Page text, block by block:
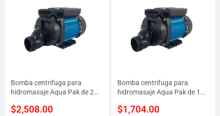
Bomba centrifuga para
hidromasaje Aqua Pak de 2
$2,508.00
Bomba centrifuga para
hidromasaje Aqua Pak de 1
$1,704.00